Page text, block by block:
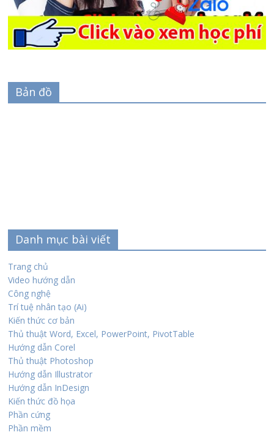
Bản đồ
Danh mục bài viết
Trang chủ
Video hướng dẫn
Công nghệ
Trí tuệ nhân tạo (Ai)
Kiến thức cơ bản
Thủ thuật Word, Excel, PowerPoint, PivotTable
Hướng dẫn Corel
Thủ thuật Photoshop
Hướng dẫn Illustrator
Hướng dẫn InDesign
Kiến thức đồ họa
Phần cứng
Phần mềm